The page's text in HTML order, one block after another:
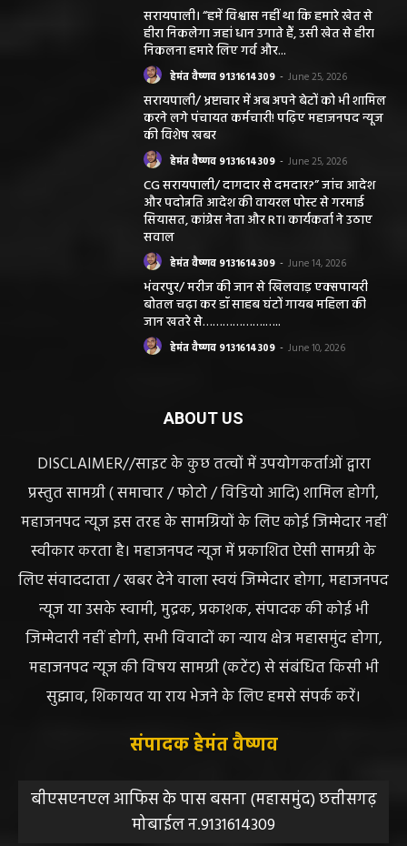
सरायपाली। “हमें विश्वास नहीं था कि हमारे खेत से
हीरा निकलेगा जहां धान उगाते हैं, उसी खेत से हीरा
निकलना हमारे लिए गर्व और...
हेमंत वैष्णव 9131614309 - June 25, 2026
सरायपाली/ भ्रष्टाचार में अब अपने बेटों को भी शामिल
करने लगे पंचायत कर्मचारी! पढ़िए महाजनपद न्यूज
की विशेष खबर
हेमंत वैष्णव 9131614309 - June 25, 2026
CG सरायपाली/ दागदार से दमदार?” जांच आदेश
और पदोन्नति आदेश की वायरल पोस्ट से गरमाई
सियासत, कांग्रेस नेता और RTI कार्यकर्ता ने उठाए
सवाल
हेमंत वैष्णव 9131614309 - June 14, 2026
भंवरपुर/ मरीज की जान से खिलवाड़ एक्सपायरी
बोतल चढ़ा कर डॉ साहब घंटों गायब महिला की
जान खतरे से……………….…..
हेमंत वैष्णव 9131614309 - June 10, 2026
ABOUT US
DISCLAIMER//साइट के कुछ तत्वों में उपयोगकर्ताओं द्वारा
प्रस्तुत सामग्री ( समाचार / फोटो / विडियो आदि) शामिल होगी,
महाजनपद न्यूज इस तरह के सामग्रियों के लिए कोई जिम्मेदार नहीं
स्वीकार करता है। महाजनपद न्यूज में प्रकाशित ऐसी सामग्री के
लिए संवाददाता / खबर देने वाला स्वयं जिम्मेदार होगा, महाजनपद
न्यूज या उसके स्वामी, मुद्रक, प्रकाशक, संपादक की कोई भी
जिम्मेदारी नहीं होगी, सभी विवादों का न्याय क्षेत्र महासमुंद होगा,
महाजनपद न्यूज की विषय सामग्री (कटेंट) से संबंधित किसी भी
सुझाव, शिकायत या राय भेजने के लिए हमसे संपर्क करें।
संपादक हेमंत वैष्णव
बीएसएनएल आफिस के पास बसना (महासमुंद) छत्तीसगढ़
मोबाईल न.9131614309